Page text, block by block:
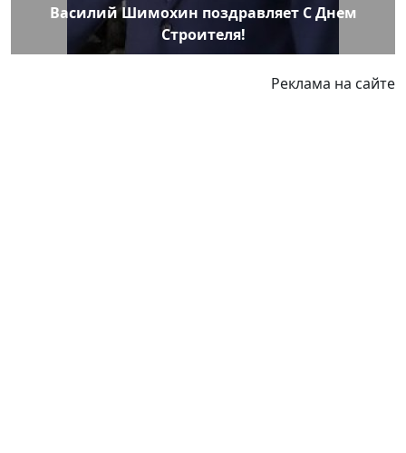
Василий Шимохин поздравляет С Днем
Строителя!
Реклама на сайте